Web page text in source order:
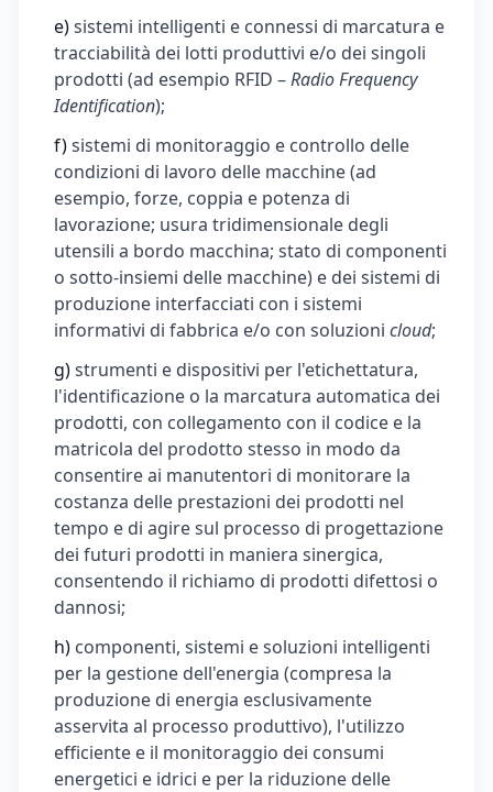
e)sistemi intelligenti e connessi di marcatura e
tracciabilità dei lotti produttivi e/o dei singoli
prodotti (ad esempio RFID –Radio Frequency
Identification);
f)sistemi di monitoraggio e controllo delle
condizioni di lavoro delle macchine (ad
esempio, forze, coppia e potenza di
lavorazione; usura tridimensionale degli
utensili a bordo macchina; stato di componenti
o sotto-insiemi delle macchine) e dei sistemi di
produzione interfacciati con i sistemi
informativi di fabbrica e/o con soluzioni cloud;
g)strumenti e dispositivi per l'etichettatura,
l'identificazione o la marcatura automatica dei
prodotti, con collegamento con il codice e la
matricola del prodotto stesso in modo da
consentire ai manutentori di monitorare la
costanza delle prestazioni dei prodotti nel
tempo e di agire sul processo di progettazione
dei futuri prodotti in maniera sinergica,
consentendo il richiamo di prodotti difettosi o
dannosi;
h) componenti, sistemi e soluzioni intelligenti
per la gestione dell'energia (compresa la
produzione di energia esclusivamente
asservita al processo produttivo), l'utilizzo
efficiente e il monitoraggio dei consumi
energetici e idrici e per la riduzione delle